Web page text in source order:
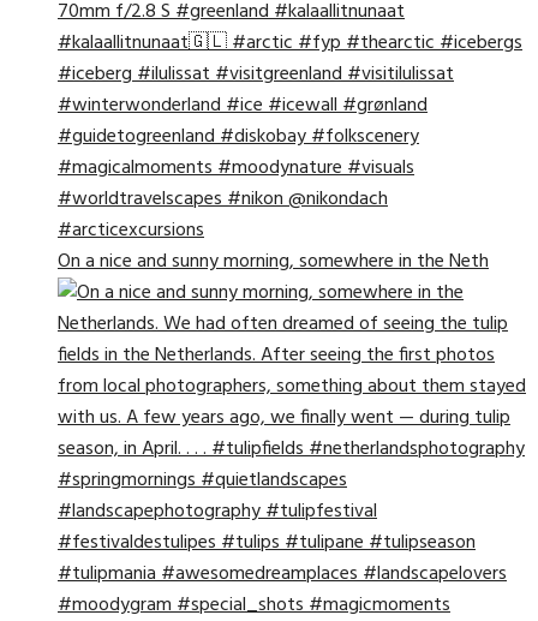
On a nice and sunny morning, somewhere in the Neth